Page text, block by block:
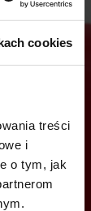
cookies
treści
i
o tym, jak